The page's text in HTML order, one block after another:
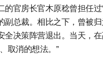
的官房长官木原稔曾担任
副总裁。相比之下，曾被
全决策阵营退出。当天，
取消的想法。”